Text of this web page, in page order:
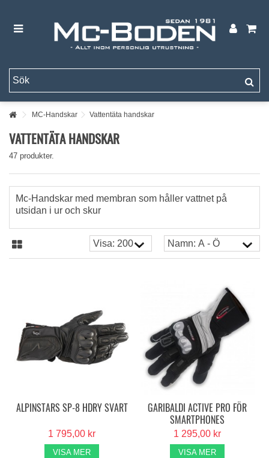
MC-Handskar Vattentäta handskar
VATTENTÄTA HANDSKAR
47 produkter.
Mc-Handskar med membran som håller vattnet på
utsidan i ur och skur
ALPINSTARS SP-8 HDRY SVART
1 795,00 kr
VISA MER
GARIBALDI ACTIVE PRO FÖR
SMARTPHONES
1 295,00 kr
VISA MER